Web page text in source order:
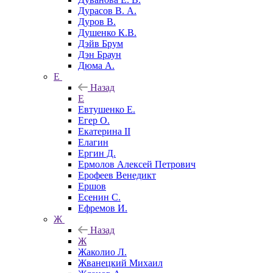
Дурасов В. А.
Дуров В.
Душенко К.В.
Дэйв Брум
Дэн Браун
Дюма А.
Е
Назад
Е
Евтушенко Е.
Егер О.
Екатерина II
Елагин
Ергин Д.
Ермолов Алексей Петрович
Ерофеев Венедикт
Ершов
Есенин С.
Ефремов И.
Ж
Назад
Ж
Жаколио Л.
Жванецкий Михаил